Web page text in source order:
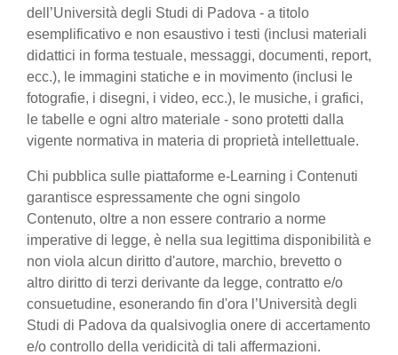
dell’Università degli Studi di Padova - a titolo
esemplificativo e non esaustivo i testi (inclusi materiali
didattici in forma testuale, messaggi, documenti, report,
ecc.), le immagini statiche e in movimento (inclusi le
fotografie, i disegni, i video, ecc.), le musiche, i grafici,
le tabelle e ogni altro materiale - sono protetti dalla
vigente normativa in materia di proprietà intellettuale.
Chi pubblica sulle piattaforme e-Learning i Contenuti
garantisce espressamente che ogni singolo
Contenuto, oltre a non essere contrario a norme
imperative di legge, è nella sua legittima disponibilità e
non viola alcun diritto d'autore, marchio, brevetto o
altro diritto di terzi derivante da legge, contratto e/o
consuetudine, esonerando fin d'ora l’Università degli
Studi di Padova da qualsivoglia onere di accertamento
e/o controllo della veridicità di tali affermazioni.